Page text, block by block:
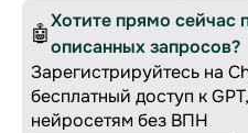
🤖
Хотите прямо сейчас
описанных запросов?
Зарегистрируйтесь на
бесплатный доступ к
нейросетям без ВПН